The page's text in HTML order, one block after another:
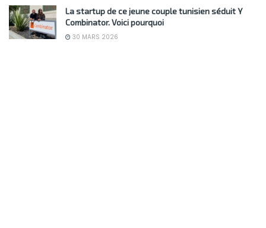
La startup de ce jeune couple tunisien séduit Y
Combinator. Voici pourquoi
30 MARS 2026